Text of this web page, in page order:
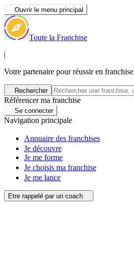
Ouvrir le menu principal
Toute la Franchise
|
Votre partenaire pour réussir en franchise
Rechercher
Référencer ma franchise
Se connecter
Navigation principale
Annuaire des franchises
Je découvre
Je me forme
Je choisis ma franchise
Je me lance
Etre rappelé par un coach